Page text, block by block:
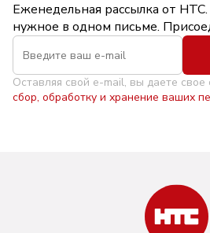
Еженедельная рассылка от
нужное в одном письме.
Оставляя свой e-mail, вы даете свое
сбор, обработку и хранение ваших